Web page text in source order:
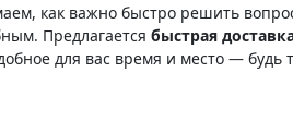
как важно быстро решить
Предлагается быстрая
для вас время и место —